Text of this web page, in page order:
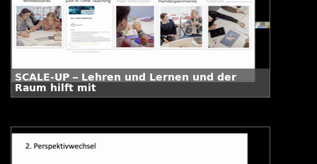
SCALE-UP – Lehren und Lernen und der
Raum hilft mit